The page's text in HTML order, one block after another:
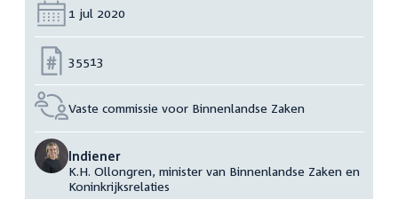
Datum:
1 jul 2020
Nummer:
35513
Vaste commissie voor Binnenlandse Zaken
Indiener
K.H. Ollongren, minister van Binnenlandse Zaken en
Koninkrijksrelaties